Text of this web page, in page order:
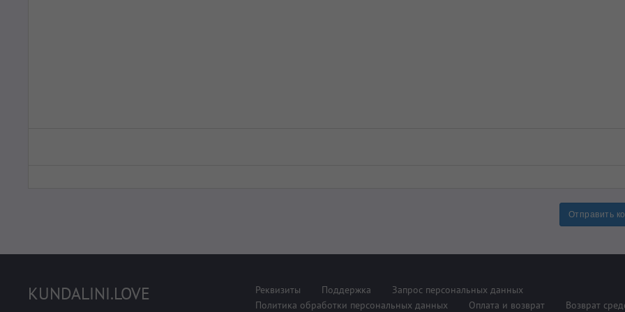
Отправить
KUNDALINI.LOVE Реквизиты Поддержка
Запрос персональных данных
Политика обработки персональных данных
Оплата и возврат Возврат